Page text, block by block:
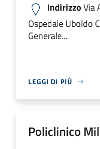
IndirizzoVia
Ospedale Uboldo
Generale...
LEGGI DI PIÙ
Policlinico